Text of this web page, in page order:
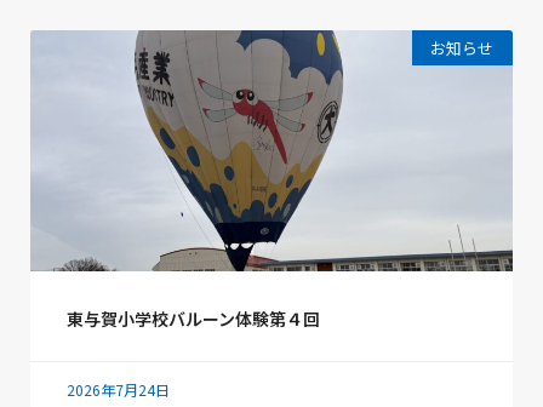
お知らせ
東与賀小学校バルーン体験第４回
2026年7月24日